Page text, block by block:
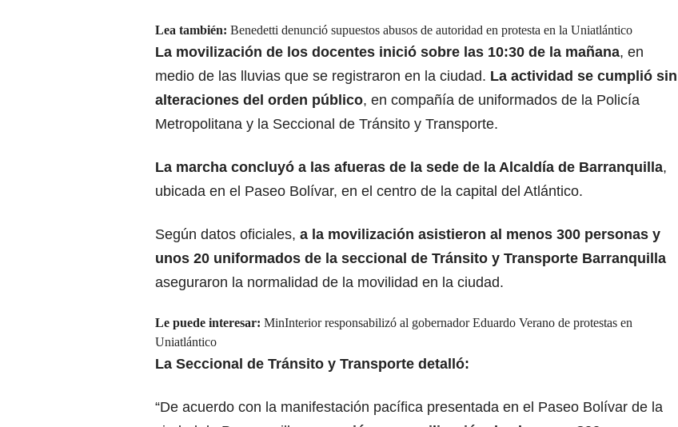
Lea también: Benedetti denunció supuestos abusos de autoridad en protesta en la Uniatlántico
La movilización de los docentes inició sobre las 10:30 de la mañana, en
medio de las lluvias que se registraron en la ciudad. La actividad se cumplió sin
alteraciones del orden público, en compañía de uniformados de la Policía
Metropolitana y la Seccional de Tránsito y Transporte.
La marcha concluyó a las afueras de la sede de la Alcaldía de Barranquilla,
ubicada en el Paseo Bolívar, en el centro de la capital del Atlántico.
Según datos oficiales, a la movilización asistieron al menos 300 personas y
unos 20 uniformados de la seccional de Tránsito y Transporte Barranquilla
aseguraron la normalidad de la movilidad en la ciudad.
Le puede interesar: MinInterior responsabilizó al gobernador Eduardo Verano de protestas en
Uniatlántico
La Seccional de Tránsito y Transporte detalló:
“De acuerdo con la manifestación pacífica presentada en el Paseo Bolívar de la